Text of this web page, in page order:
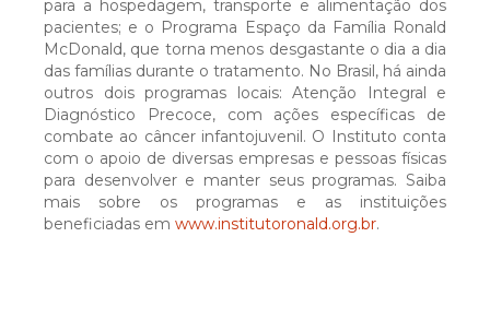
Diagnóstico e Terapêutica
Enfermagem
Especialidades
para a hospedagem, transporte e alimentação dos
pacientes; e o Programa Espaço da Família Ronald
McDonald, que torna menos desgastante o dia a dia
das famílias durante o tratamento. No Brasil, há ainda
outros dois programas locais: Atenção Integral e
Diagnóstico Precoce, com ações específicas de
combate ao câncer infantojuvenil. O Instituto conta
com o apoio de diversas empresas e pessoas físicas
para desenvolver e manter seus programas. Saiba
mais sobre os programas e as instituições
beneficiadas em www.institutoronald.org.br.